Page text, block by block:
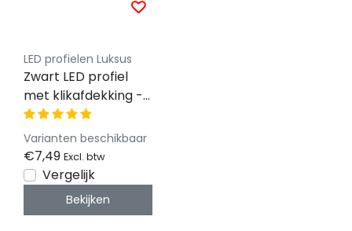
LED profielen Luksus
Zwart LED profiel
met klikafdekking -
16,8mm x 13,01mm -
02ZWART
Varianten beschikbaar
€7,49 Excl. btw
Vergelijk
Bekijken